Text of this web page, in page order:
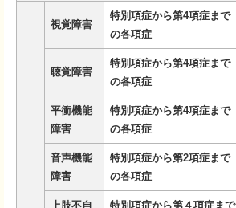
視覚障害
特別項症から第4項症まで
の各項症
聴覚障害
特別項症から第4項症まで
の各項症
平衝機能
障害
特別項症から第4項症まで
の各項症
音声機能
障害
特別項症から第2項症まで
の各項症
上肢不自
特別項症から第４項症まで